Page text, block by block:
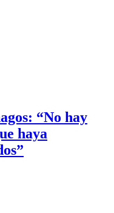
“No hay
haya